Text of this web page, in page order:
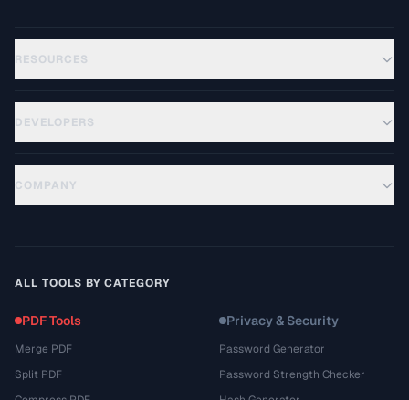
RESOURCES
DEVELOPERS
COMPANY
ALL TOOLS BY CATEGORY
PDF Tools
Merge PDF
Split PDF
Privacy & Security
Password Generator
Password Strength Checker